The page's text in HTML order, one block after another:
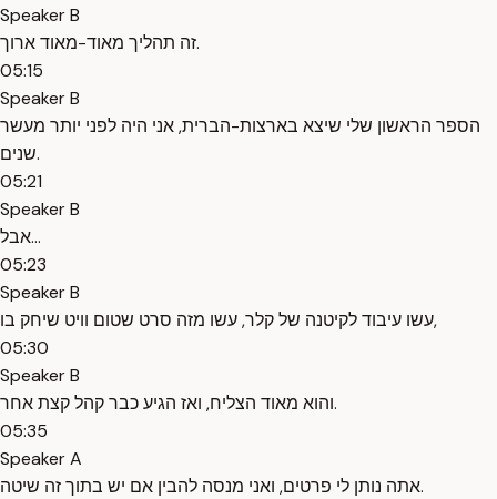
Speaker B
זה תהליך מאוד-מאוד ארוך.
05:15
Speaker B
הספר הראשון שלי שיצא בארצות-הברית, אני היה לפני יותר מעשר
שנים.
05:21
Speaker B
אבל...
05:23
Speaker B
עשו עיבוד לקיטנה של קלר, עשו מזה סרט שטום וויט שיחק בו,
05:30
Speaker B
והוא מאוד הצליח, ואז הגיע כבר קהל קצת אחר.
05:35
Speaker A
אתה נותן לי פרטים, ואני מנסה להבין אם יש בתוך זה שיטה.